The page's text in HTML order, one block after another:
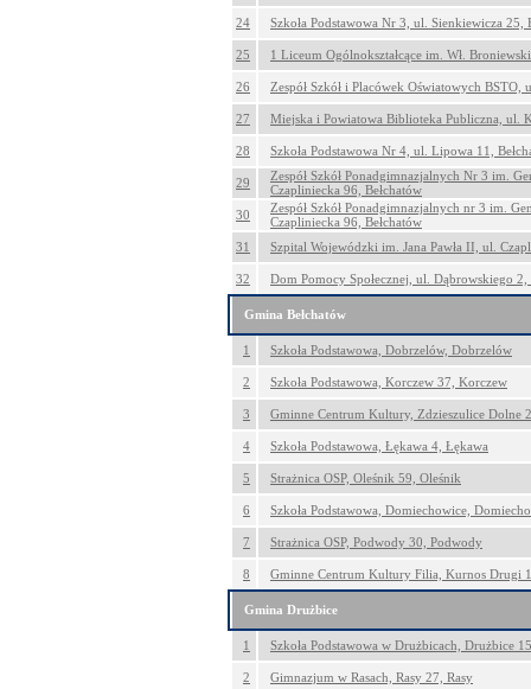
24 Szkoła Podstawowa Nr 3, ul. Sienkiewicza 25,
25 1 Liceum Ogólnokształcące im. Wł.
26 Zespół Szkół i Placówek Oświatowych BSTO,
27 Miejska i Powiatowa Biblioteka Publiczna, ul.
28 Szkoła Podstawowa Nr 4, ul. Lipowa 11,
29
Zespół Szkół Ponadgimnazjalnych Nr 3 im.
Czapliniecka 96, Bełchatów
30
Zespół Szkół Ponadgimnazjalnych nr 3 im.
Czapliniecka 96, Bełchatów
31
Szpital Wojewódzki im. Jana Pawła II, ul.
32 Dom Pomocy Społecznej, ul. Dąbrowskiego 2,
Gmina Bełchatów
1 Szkoła Podstawowa, Dobrzelów, Dobrzelów
2 Szkoła Podstawowa, Korczew 37, Korczew
3 Gminne Centrum Kultury, Zdzieszulice Dolne
4 Szkoła Podstawowa, Łękawa 4, Łękawa
5 Strażnica OSP, Oleśnik 59, Oleśnik
6 Szkoła Podstawowa, Domiechowice,
7 Strażnica OSP, Podwody 30, Podwody
8 Gminne Centrum Kultury Filia, Kurnos Drugi
Gmina Drużbice
1 Szkoła Podstawowa w Drużbicach, Drużbice
2 Gimnazjum w Rasach, Rasy 27, Rasy